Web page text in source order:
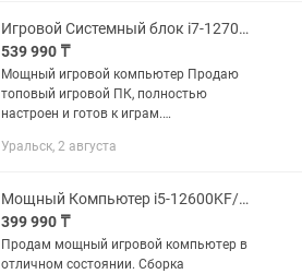
Игровой Системный блок i7-12700, RTX 5060, 32ГБ, 1ТБ SSD Компьютер
539 990 ₸
Мощный игровой компьютер Продаю
топовый игровой ПК, полностью
настроен и готов к играм.
i7-12700 (12 ядер / 20 потоков)
Уральск, 2 августа
Мощный Компьютер i5-12600KF/RTX 3070 Ti/16GB ОЗУ/512GB SSD Новый ПК
399 990 ₸
Продам мощный игровой компьютер в
отличном состоянии. Сборка